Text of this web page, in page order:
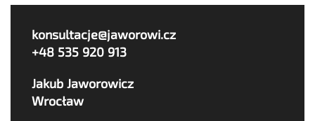
konsultacje@jaworowi.cz
+48 535 920 913
Jakub Jaworowicz
Wrocław